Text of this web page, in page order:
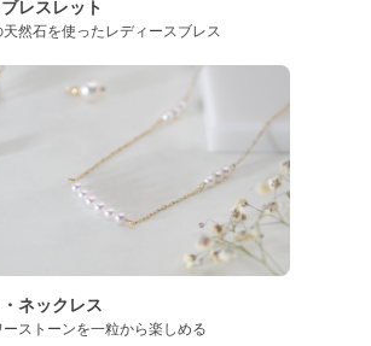
レスレット
然石を使ったレディースブレス
ネックレス
ストーンを一粒から楽しめる